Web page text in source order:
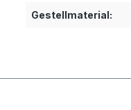
Gestellmaterial: